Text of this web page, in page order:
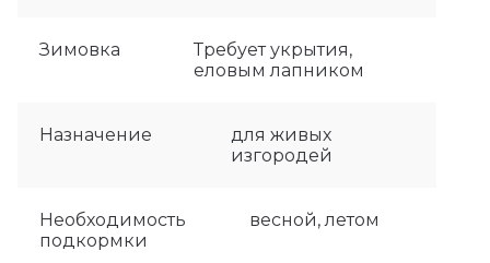
Зимовка
Требует укрытия,
еловым лапником
Назначение
для живых
изгородей
Необходимость
подкормки
весной, летом